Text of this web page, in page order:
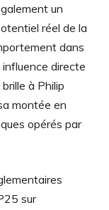
un
réel de la
dans
directe
à Philip
montée en
opérés par
sur